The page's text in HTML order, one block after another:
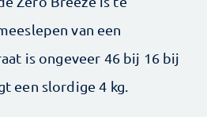
van een
is ongeveer 46 bij 16 bij
een slordige 4 kg.